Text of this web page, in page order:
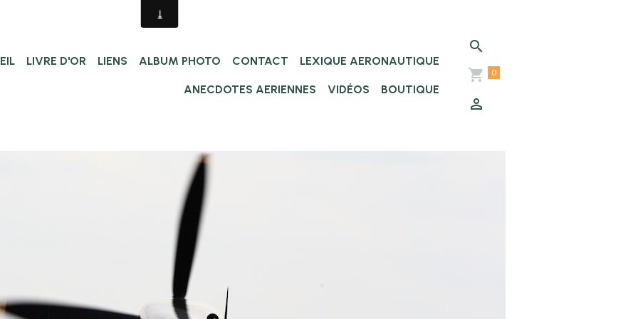
LIVRE D'OR LIENS ALBUM PHOTO CONTACT LEXIQUE AERONAUTIQUE
ANECDOTES AERIENNES VIDÉOS BOUTIQUE
0